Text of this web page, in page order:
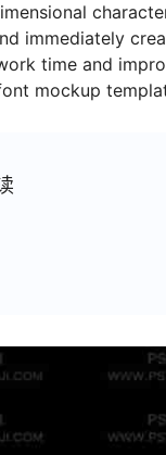
immediately
time and
mockup